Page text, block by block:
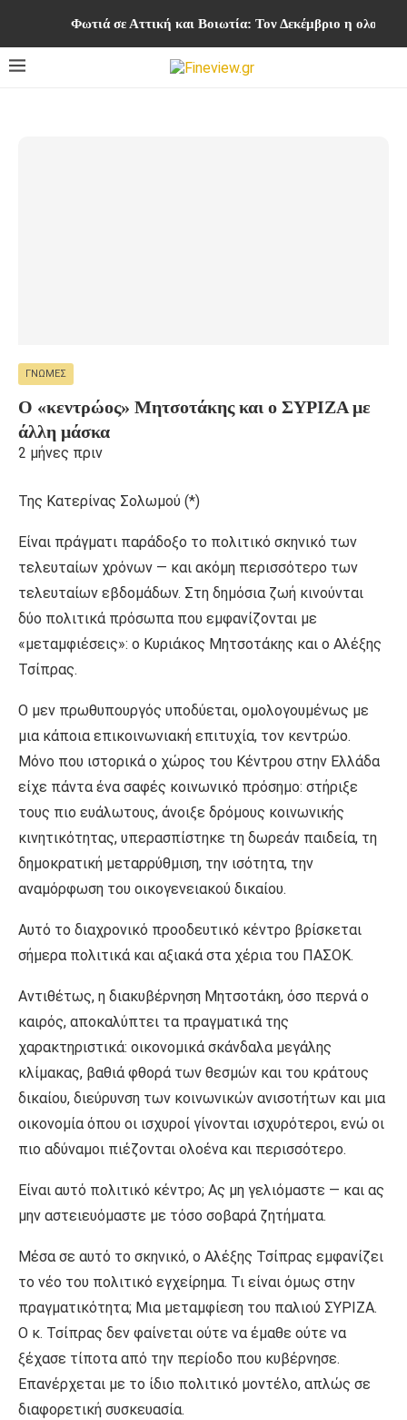
Φωτιά σε Αττική και Βοιωτία: Τον Δεκέμβριο η
ΓΝΏΜΕΣ
Ο «κεντρώος» Μητσοτάκης και ο ΣΥΡΙΖΑ με
άλλη μάσκα
2 μήνες πριν
Της Κατερίνας Σολωμού (*)
Είναι πράγματι παράδοξο το πολιτικό σκηνικό των
τελευταίων χρόνων — και ακόμη περισσότερο των
τελευταίων εβδομάδων. Στη δημόσια ζωή κινούνται
δύο πολιτικά πρόσωπα που εμφανίζονται με
«μεταμφιέσεις»: ο Κυριάκος Μητσοτάκης και ο Αλέξης
Τσίπρας.
Ο μεν πρωθυπουργός υποδύεται, ομολογουμένως με
μια κάποια επικοινωνιακή επιτυχία, τον κεντρώο.
Μόνο που ιστορικά ο χώρος του Κέντρου στην Ελλάδα
είχε πάντα ένα σαφές κοινωνικό πρόσημο: στήριξε
τους πιο ευάλωτους, άνοιξε δρόμους κοινωνικής
κινητικότητας, υπερασπίστηκε τη δωρεάν παιδεία, τη
δημοκρατική μεταρρύθμιση, την ισότητα, την
αναμόρφωση του οικογενειακού δικαίου.
Αυτό το διαχρονικό προοδευτικό κέντρο βρίσκεται
σήμερα πολιτικά και αξιακά στα χέρια του ΠΑΣΟΚ.
Αντιθέτως, η διακυβέρνηση Μητσοτάκη, όσο περνά ο
καιρός, αποκαλύπτει τα πραγματικά της
χαρακτηριστικά: οικονομικά σκάνδαλα μεγάλης
κλίμακας, βαθιά φθορά των θεσμών και του κράτους
δικαίου, διεύρυνση των κοινωνικών ανισοτήτων και μια
οικονομία όπου οι ισχυροί γίνονται ισχυρότεροι, ενώ οι
πιο αδύναμοι πιέζονται ολοένα και περισσότερο.
Είναι αυτό πολιτικό κέντρο; Ας μη γελιόμαστε — και ας
μην αστειευόμαστε με τόσο σοβαρά ζητήματα.
Μέσα σε αυτό το σκηνικό, ο Αλέξης Τσίπρας εμφανίζει
το νέο του πολιτικό εγχείρημα. Τι είναι όμως στην
πραγματικότητα; Μια μεταμφίεση του παλιού ΣΥΡΙΖΑ.
Ο κ. Τσίπρας δεν φαίνεται ούτε να έμαθε ούτε να
ξέχασε τίποτα από την περίοδο που κυβέρνησε.
Επανέρχεται με το ίδιο πολιτικό μοντέλο, απλώς σε
διαφορετική συσκευασία.